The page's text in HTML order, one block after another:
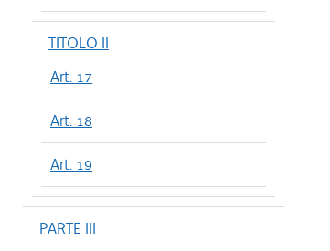
TITOLO II
Art. 17
Art. 18
Art. 19
PARTE III